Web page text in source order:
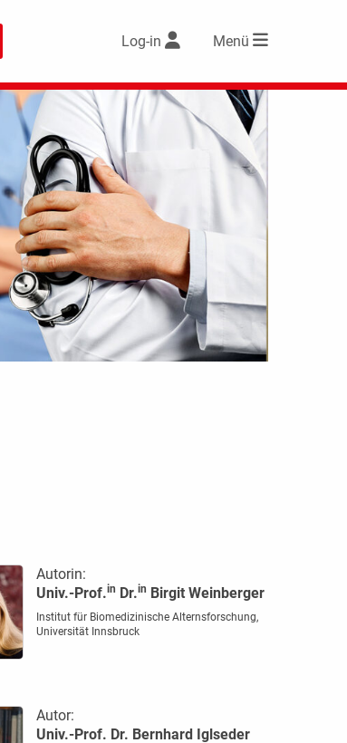
Log-in Menü
Autorin:
Univ.-Prof.in Dr.in Birgit Weinberger
Institut für Biomedizinische Alternsforschung,
Universität Innsbruck
Autor:
Univ.-Prof. Dr. Bernhard Iglseder